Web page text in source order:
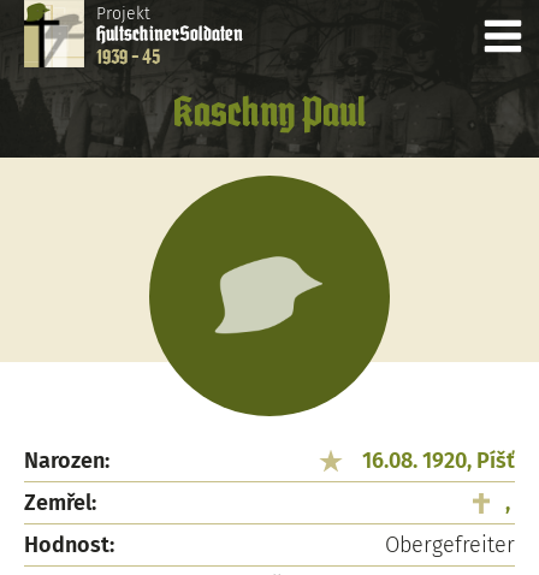
Projekt
HultschinerSoldaten
1939 - 45
Kaschny Paul
Narozen:
16.08. 1920, Píšť
Zemřel:
,
Hodnost:
Obergefreiter